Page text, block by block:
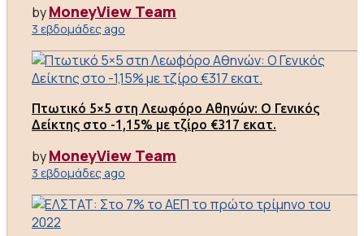
byMoneyView Team
3 εβδομάδες ago
Πτωτικό 5×5 στη Λεωφόρο Αθηνών: Ο Γενικός
Δείκτης στο -1,15% με τζίρο €317 εκατ.
byMoneyView Team
3 εβδομάδες ago